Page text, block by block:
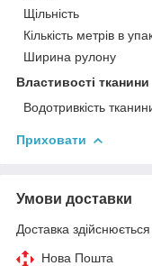
Щільність
Кількість метрів в
Ширина рулону
Властивості тканини
Водотривкість
Приховати
Умови доставки
Доставка
Нова Пошта